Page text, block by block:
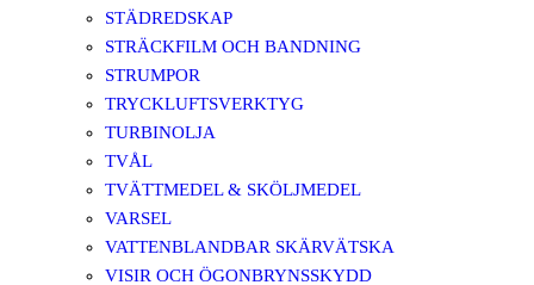
STÄDREDSKAP
STRÄCKFILM OCH BANDNING
STRUMPOR
TRYCKLUFTSVERKTYG
TURBINOLJA
TVÅL
TVÄTTMEDEL & SKÖLJMEDEL
VARSEL
VATTENBLANDBAR SKÄRVÄTSKA
VISIR OCH ÖGONBRYNSSKYDD